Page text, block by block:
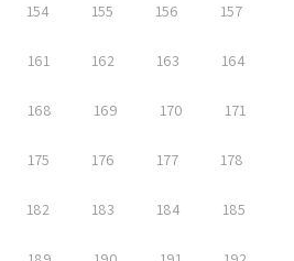
154 155 156 157
161 162 163 164
168 169 170 171
175 176 177 178
182 183 184 185